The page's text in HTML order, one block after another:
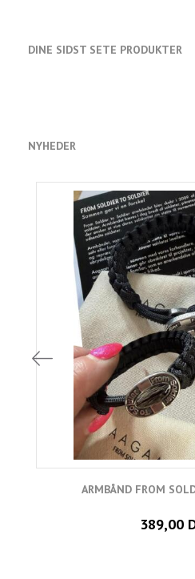
DINE SIDST SETE PRODUKTER
NYHEDER
ARMBÅND FROM
389,00